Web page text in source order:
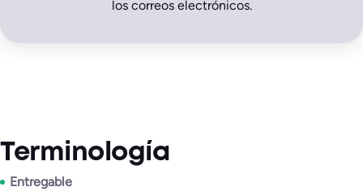
los correos electrónicos.
Terminología
Entregable